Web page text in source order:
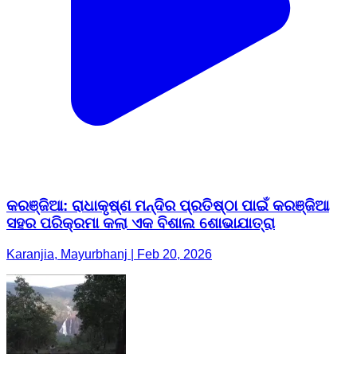
କରଞ୍ଜିଆ: ରାଧାକୃଷ୍ଣ ମନ୍ଦିର ପ୍ରତିଷ୍ଠା ପାଇଁ କରଞ୍ଜିଆ
ସହର ପରିକ୍ରମା କଲା ଏକ ବିଶାଲ ଶୋଭାଯାତ୍ରା
Karanjia, Mayurbhanj | Feb 20, 2026